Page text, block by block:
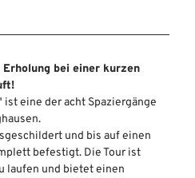
Erholung bei einer kurzen
eine der acht Spaziergänge
und bis auf einen
befestigt. Die Tour ist
laufen und bietet einen